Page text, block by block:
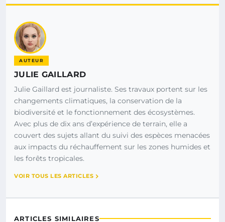
AUTEUR
JULIE GAILLARD
Julie Gaillard est journaliste. Ses travaux portent sur les
changements climatiques, la conservation de la
biodiversité et le fonctionnement des écosystèmes.
Avec plus de dix ans d’expérience de terrain, elle a
couvert des sujets allant du suivi des espèces menacées
aux impacts du réchauffement sur les zones humides et
les forêts tropicales.
VOIR TOUS LES ARTICLES
ARTICLES SIMILAIRES